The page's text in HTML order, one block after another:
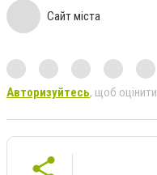
Сайт міста
Авторизуйтесь, щоб оцінити